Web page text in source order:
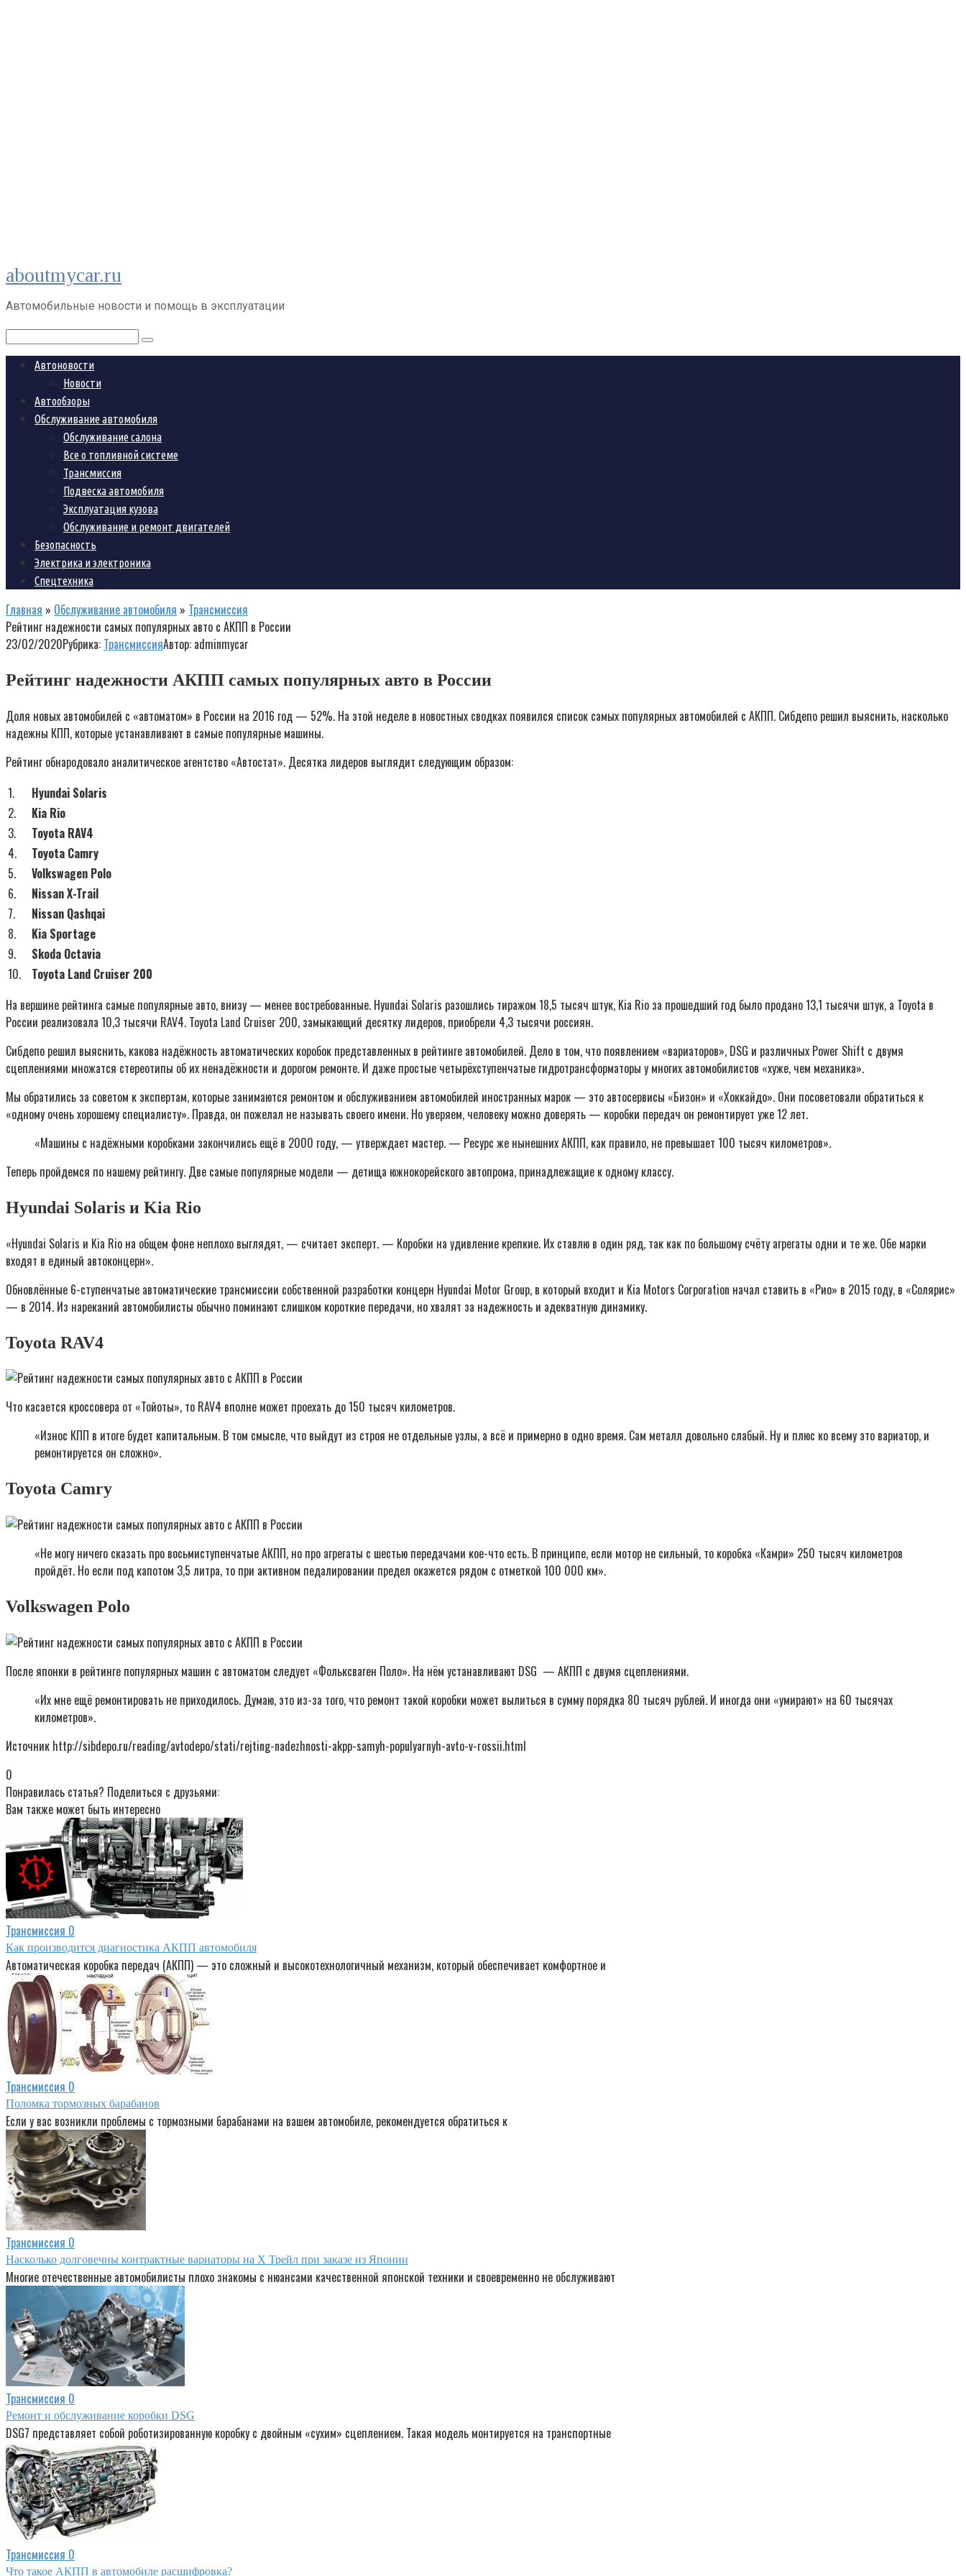
Перейти
к
контенту
aboutmycar.ru
Автомобильные новости и помощь в эксплуатации
Поиск:
Автоновости
Новости
Автообзоры
Обслуживание автомобиля
Обслуживание салона
Все о топливной системе
Трансмиссия
Подвеска автомобиля
Эксплуатация кузова
Обслуживание и ремонт двигателей
Безопасность
Электрика и электроника
Спецтехника
Главная » Обслуживание автомобиля » Трансмиссия
Рейтинг надежности самых популярных авто с АКПП в России
23/02/2020Рубрика: ТрансмиссияАвтор: adminmycar
Рейтинг надежности АКПП самых популярных авто в России
Доля новых автомобилей с «автоматом» в России на 2016 год — 52%. На этой неделе в новостных сводках появился список самых популярных автомобилей с АКПП. Сибдепо решил выяснить, насколько
надежны КПП, которые устанавливают в самые популярные машины.
Рейтинг обнародовало аналитическое агентство «Автостат». Десятка лидеров выглядит следующим образом:
1.
Hyundai Solaris
2.
Kia Rio
3.
Toyota RAV4
4.
Toyota Camry
5.
Volkswagen Polo
6.
Nissan X-Trail
7.
Nissan Qashqai
8.
Kia Sportage
9.
Skoda Octavia
10.
Toyota Land Cruiser 200
На вершине рейтинга самые популярные авто, внизу — менее востребованные. Hyundai Solaris разошлись тиражом 18,5 тысяч штук, Kia Rio за прошедший год было продано 13,1 тысячи штук, а Toyota в
России реализовала 10,3 тысячи RAV4. Toyota Land Cruiser 200, замыкающий десятку лидеров, приобрели 4,3 тысячи россиян.
Сибдепо решил выяснить, какова надёжность автоматических коробок представленных в рейтинге автомобилей. Дело в том, что появлением «вариаторов», DSG и различных Power Shift с двумя
сцеплениями множатся стереотипы об их ненадёжности и дорогом ремонте. И даже простые четырёхступенчатые гидротрансформаторы у многих автомобилистов «хуже, чем механика».
Мы обратились за советом к экспертам, которые занимаются ремонтом и обслуживанием автомобилей иностранных марок — это автосервисы «Бизон» и «Хоккайдо». Они посоветовали обратиться к
«одному очень хорошему специалисту». Правда, он пожелал не называть своего имени. Но уверяем, человеку можно доверять — коробки передач он ремонтирует уже 12 лет.
«Машины с надёжными коробками закончились ещё в 2000 году, — утверждает мастер. — Ресурс же нынешних АКПП, как правило, не превышает 100 тысяч километров».
Теперь пройдемся по нашему рейтингу. Две самые популярные модели — детища южнокорейского автопрома, принадлежащие к одному классу.
Hyundai Solaris и Kia Rio
«Hyundai Solaris и Kia Rio на общем фоне неплохо выглядят, — считает эксперт. — Коробки на удивление крепкие. Их ставлю в один ряд, так как по большому счёту агрегаты одни и те же. Обе марки
входят в единый автоконцерн».
Обновлённые 6-ступенчатые автоматические трансмиссии собственной разработки концерн Hyundai Motor Group, в который входит и Kia Motors Corporation начал ставить в «Рио» в 2015 году, в «Солярис»
— в 2014. Из нареканий автомобилисты обычно поминают слишком короткие передачи, но хвалят за надежность и адекватную динамику.
Toyota RAV4
Что касается кроссовера от «Тойоты», то RAV4 вполне может проехать до 150 тысяч километров.
«Износ КПП в итоге будет капитальным. В том смысле, что выйдут из строя не отдельные узлы, а всё и примерно в одно время. Сам металл довольно слабый. Ну и плюс ко всему это вариатор, и
ремонтируется он сложно».
Toyota Camry
«Не могу ничего сказать про восьмиступенчатые АКПП, но про агрегаты с шестью передачами кое-что есть. В принципе, если мотор не сильный, то коробка «Камри» 250 тысяч километров
пройдёт. Но если под капотом 3,5 литра, то при активном педалировании предел окажется рядом с отметкой 100 000 км».
Volkswagen Polo
После японки в рейтинге популярных машин с автоматом следует «Фольксваген Поло». На нём устанавливают DSG ­ — АКПП с двумя сцеплениями.
«Их мне ещё ремонтировать не приходилось. Думаю, это из-за того, что ремонт такой коробки может вылиться в сумму порядка 80 тысяч рублей. И иногда они «умирают» на 60 тысячах
километров».
Источник http://sibdepo.ru/reading/avtodepo/stati/rejting-nadezhnosti-akpp-samyh-populyarnyh-avto-v-rossii.html
0
Понравилась статья? Поделиться с друзьями:
Вам также может быть интересно
Трансмиссия 0
Как производится диагностика АКПП автомобиля
Автоматическая коробка передач (АКПП) — это сложный и высокотехнологичный механизм, который обеспечивает комфортное и
Трансмиссия 0
Поломка тормозных барабанов
Если у вас возникли проблемы с тормозными барабанами на вашем автомобиле, рекомендуется обратиться к
Трансмиссия 0
Насколько долговечны контрактные вариаторы на Х Трейл при заказе из Японии
Многие отечественные автомобилисты плохо знакомы с нюансами качественной японской техники и своевременно не обслуживают
Трансмиссия 0
Ремонт и обслуживание коробки DSG
DSG7 представляет собой роботизированную коробку с двойным «сухим» сцеплением. Такая модель монтируется на транспортные
Трансмиссия 0
Что такое АКПП в автомобиле расшифровка?